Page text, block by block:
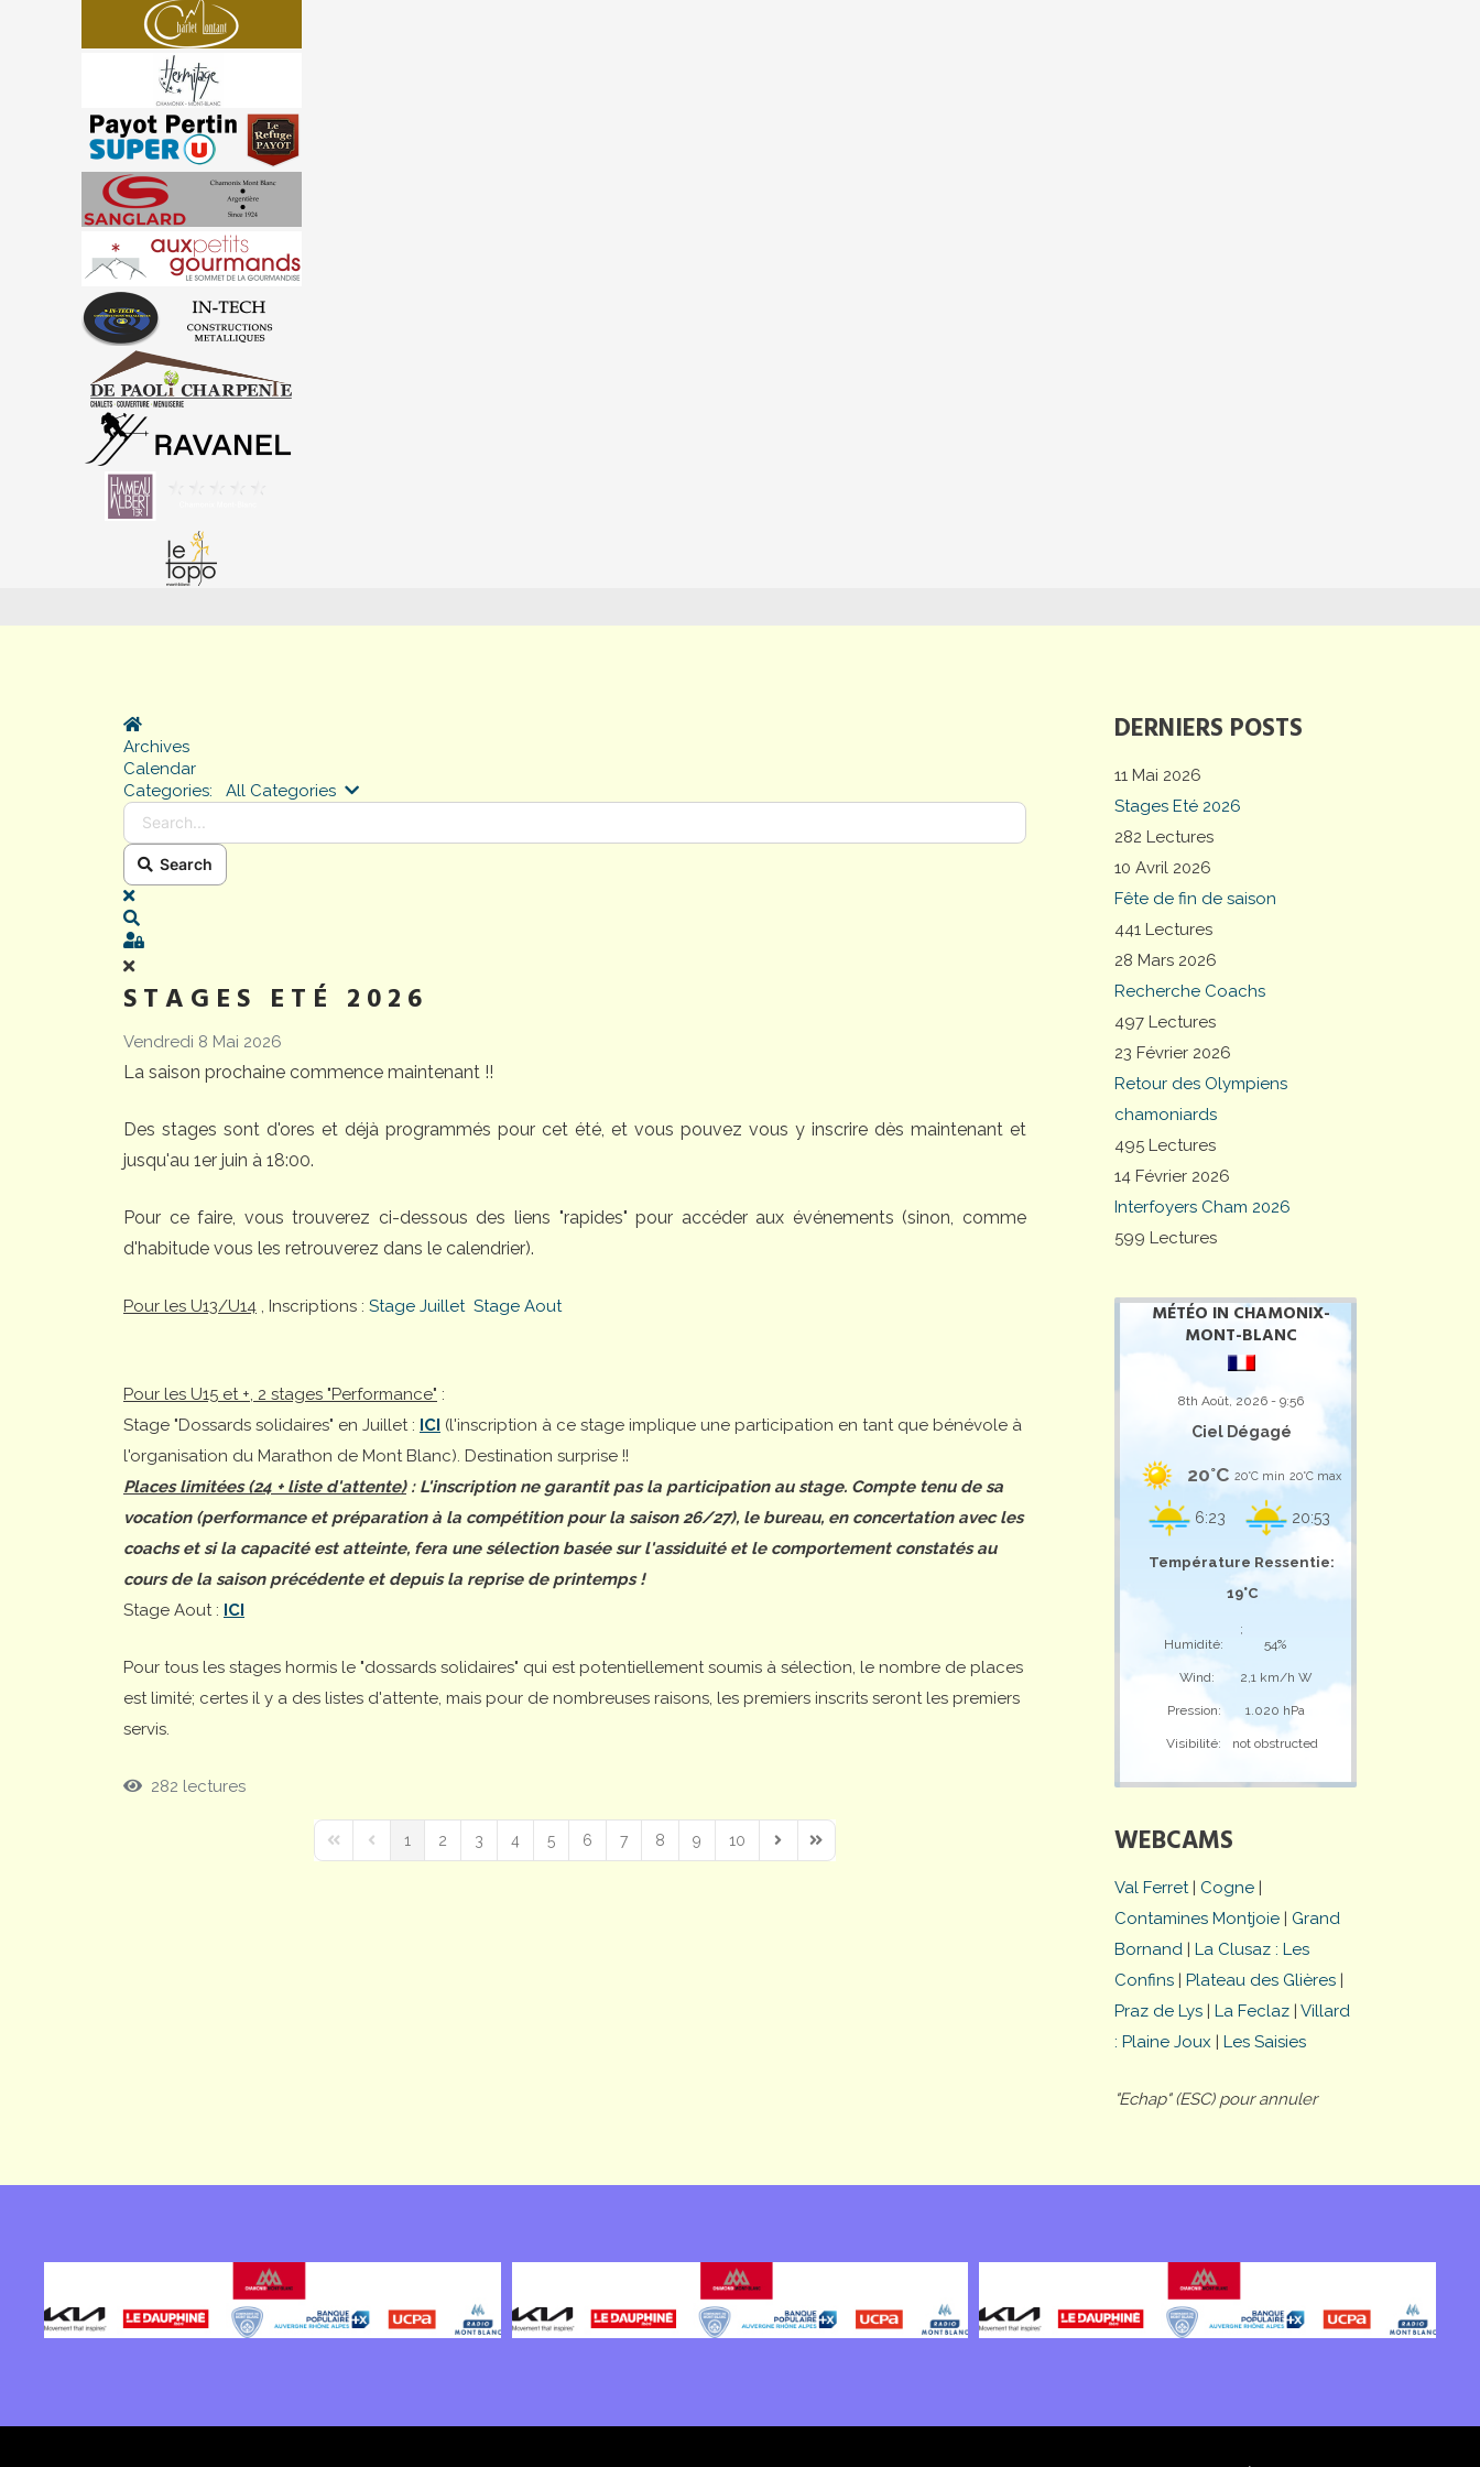
DERNIERS POSTS
11 Mai 2026
Stages Eté 2026
282 Lectures
10 Avril 2026
Fête de fin de saison
441 Lectures
28 Mars 2026
Recherche Coachs
497 Lectures
23 Février 2026
Retour des Olympiens
chamoniards
495 Lectures
14 Février 2026
Interfoyers Cham 2026
599 Lectures
MÉTÉO IN CHAMONIX-
MONT-BLANC
8th Août, 2026 - 9:56
Ciel Dégagé
20°C 20°C min 20°C max
6:23 20:53
Température Ressentie:
19°C
;
Humidité:
54%
Wind: 2,1 km/h W
Pression: 1.020 hPa
Visibilité: not obstructed
WEBCAMS
Val Ferret| Cogne |
Contamines Montjoie | Grand
Bornand | La Clusaz : Les
Confins | Plateau des Glières |
Praz de Lys | La Feclaz | Villard
: Plaine Joux | Les Saisies
"Echap" (ESC) pour annuler
Home
Archives
Calendar
Categories:
All Categories Search...
Search
x
Sign In
STAGES ETÉ 2026
Vendredi 8 Mai 2026
La saison prochaine commence maintenant !!
Des stages sont d'ores et déjà programmés pour cet été, et vous pouvez vous y inscrire dès maintenant et
jusqu'au 1er juin à 18:00.
Pour ce faire, vous trouverez ci-dessous des liens "rapides" pour accéder aux événements (sinon, comme
d'habitude vous les retrouverez dans le calendrier).
Pour les U13/U14 , Inscriptions : Stage Juillet Stage Aout
Pour les U15 et +, 2 stages "Performance" :
Stage "Dossards solidaires" en Juillet : ICI (l'inscription à ce stage implique une participation en tant que bénévole à
l'organisation du Marathon de Mont Blanc). Destination surprise !!
Places limitées (24 + liste d'attente): L'inscription ne garantit pas la participation au stage. Compte tenu de sa
vocation (performance et préparation à la compétition pour la saison 26/27), le bureau, en concertation avec les
coachs et si la capacité est atteinte, fera une sélection basée sur l'assiduité et le comportement constatés au
cours de la saison précédente et depuis la reprise de printemps !
Stage Aout : ICI
Pour tous les stages hormis le "dossards solidaires" qui est potentiellement soumis à sélection, le nombre de places
est limité; certes il y a des listes d'attente, mais pour de nombreuses raisons, les premiers inscrits seront les premiers
servis.
282 lectures
First PagePrevious Page
1 2 3 4 5 6 7 8 9 10
Next PageLast Page